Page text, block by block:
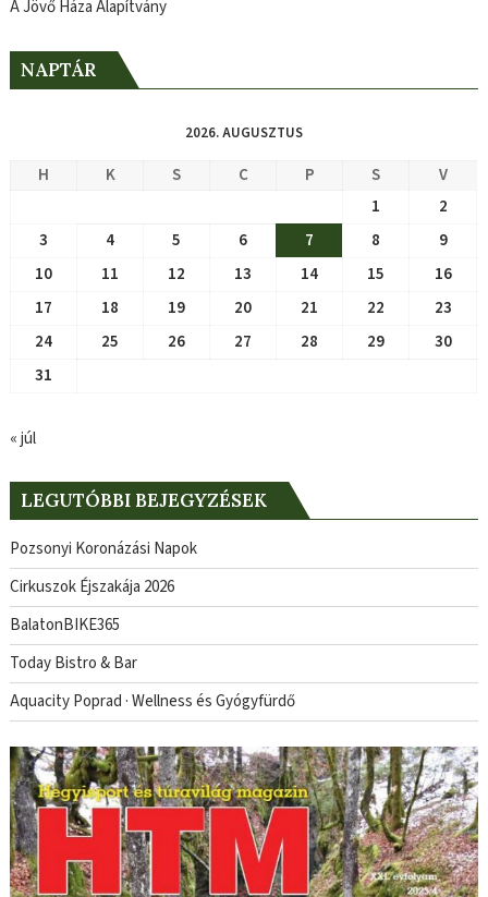
A Jövő Háza Alapítvány
NAPTÁR
2026. AUGUSZTUS
H K S C P S
V
1
2
3
4 5 6 7 8
9
10
11 12 13 14 15
16
17
18 19 20 21 22
23
24
25 26 27 28 29
30
31
« júl
LEGUTÓBBI BEJEGYZÉSEK
Pozsonyi Koronázási Napok
Cirkuszok Éjszakája 2026
BalatonBIKE365
Today Bistro & Bar
Aquacity Poprad · Wellness és Gyógyfürdő